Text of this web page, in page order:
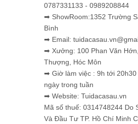
0787331133 - 0989208844
➡ ShowRoom:1352 Trường
Bình
➡ Email:
➡ Xưởng: 100 Phan Văn
Thượng, Hóc Môn
➡ Giờ làm việc : 9h tới 20h30
ngày trong tuần
➡ Website: Tuidacasau.vn
Mã số thuế: 0314748244 Do
Và Đầu Tư TP. Hồ Chí Minh